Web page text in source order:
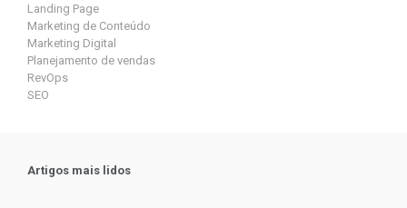
Landing Page
Marketing de Conteúdo
Marketing Digital
Planejamento de vendas
RevOps
SEO
Artigos mais lidos